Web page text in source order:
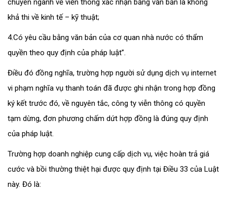
chuyên ngành về viễn thông xác nhận bằng văn bản là không
khả thi về kinh tế – kỹ thuật;
4.Có yêu cầu bằng văn bản của cơ quan nhà nước có thẩm
quyền theo quy định của pháp luật”.
Điều đó đồng nghĩa, trường hợp người sử dụng dịch vụ internet
vi phạm nghĩa vụ thanh toán đã được ghi nhận trong hợp đồng
ký kết trước đó, về nguyên tắc, công ty viễn thông có quyền
tạm dừng, đơn phương chấm dứt hợp đồng là đúng quy định
của pháp luật.
Trường hợp doanh nghiệp cung cấp dịch vụ, việc hoàn trả giá
cước và bồi thường thiệt hại được quy định tại Điều 33 của Luật
này. Đó là: